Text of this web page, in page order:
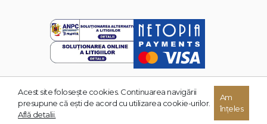
© 2026 Grupul Editorial TREI. Toate drepturile rezervate.
Acest site foloseşte cookies. Continuarea navigării
presupune că eşti de acord cu utilizarea cookie-urilor.
Află detalii.
Am
înțeles